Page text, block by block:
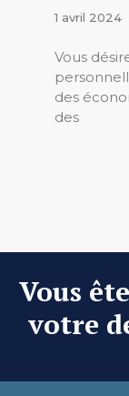
1 avril 2024
Vous
des
des
Vous
votre